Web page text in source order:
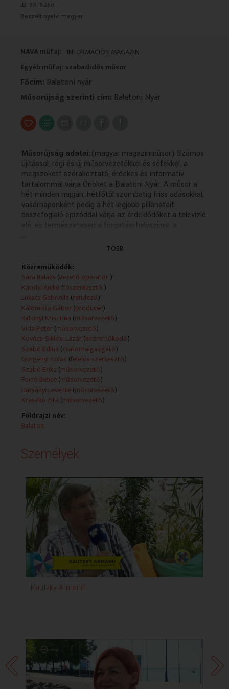
ID: 3315250
Beszélt nyelv: magyar
NAVA műfaj: INFORMÁCIÓS MAGAZIN
Egyéb műfaj: szabadidős műsor
Főcím: Balatoni nyár
Műsorújság szerinti cím: Balatoni Nyár
Műsorújság adatai:(magyar magazinműsor) Számos
újítással, régi és új műsorvezetőkkel és séfekkel, a
megszokott szórakoztató, érdekes és informatív
tartalommal várja Önöket a Balatoni Nyár. A műsor a
hét minden napján, hétfőtől szombatig friss adásokkal,
vasárnaponként pedig a hét legjobb pillanatait
összefoglaló epizóddal várja az érdeklődőket a televízió
elé, és természetesen a forgatási helyszínre, a
révfülöpi mólóra is. Új rovatokkal is jelentkezik a műsor,
a Nézők megismerhetik többek között a környező
tó körüli legnépszerűbb futó- és túraútvonalakat,
továbbá bepillanthatnak a magyar Toszkánaként is
ismert Balaton-felvidék csodálatos konyhakertjeinek
világába is.
Technikai leírás:
A feltüntetett műsorkészítők köre adásonként változó.
...
TÖBB
Közreműködők:
Sára Balázs (vezető operatőr)
Károlyi Anikó (főszerkesztő )
Lukács Gabriella (rendező)
Kálomista Gábor(producer)
Rátonyi Krisztina (műsorvezető)
Vida Péter(műsorvezető)
Kovács-Siklósi Lázár(közreműködő)
Szabó Edina (csatornaigazgató)
Görgényi Kolos (felelős szerkesztő)
Szabó Erika (műsorvezető)
Forró Bence(műsorvezető)
Harsányi Levente(műsorvezető)
Kraszkó Zita (műsorvezető)
Földrajzi név:
Balaton
Személyek
Kautzky Armand